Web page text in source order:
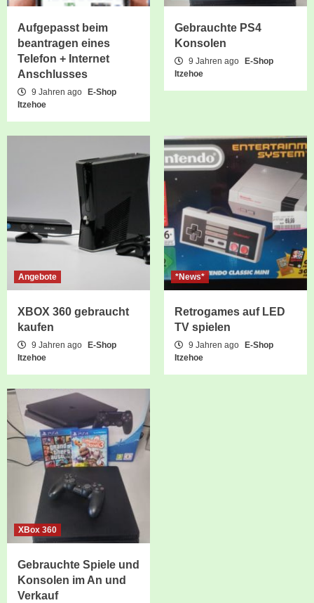
Aufgepasst beim
beantragen eines
Telefon + Internet
Anschlusses
9 Jahren ago
E-Shop
Itzehoe
Gebrauchte PS4
Konsolen
9 Jahren ago
E-Shop
Itzehoe
Angebote
XBOX 360 gebraucht
kaufen
9 Jahren ago
E-Shop
Itzehoe
*News*
Retrogames auf LED
TV spielen
9 Jahren ago
E-Shop
Itzehoe
XBox 360
Gebrauchte Spiele und
Konsolen im An und
Verkauf